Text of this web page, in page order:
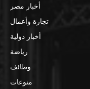
أخبار مصر
تجارة وأعمال
أخبار دولية
رياضة
وظائف
منوعات